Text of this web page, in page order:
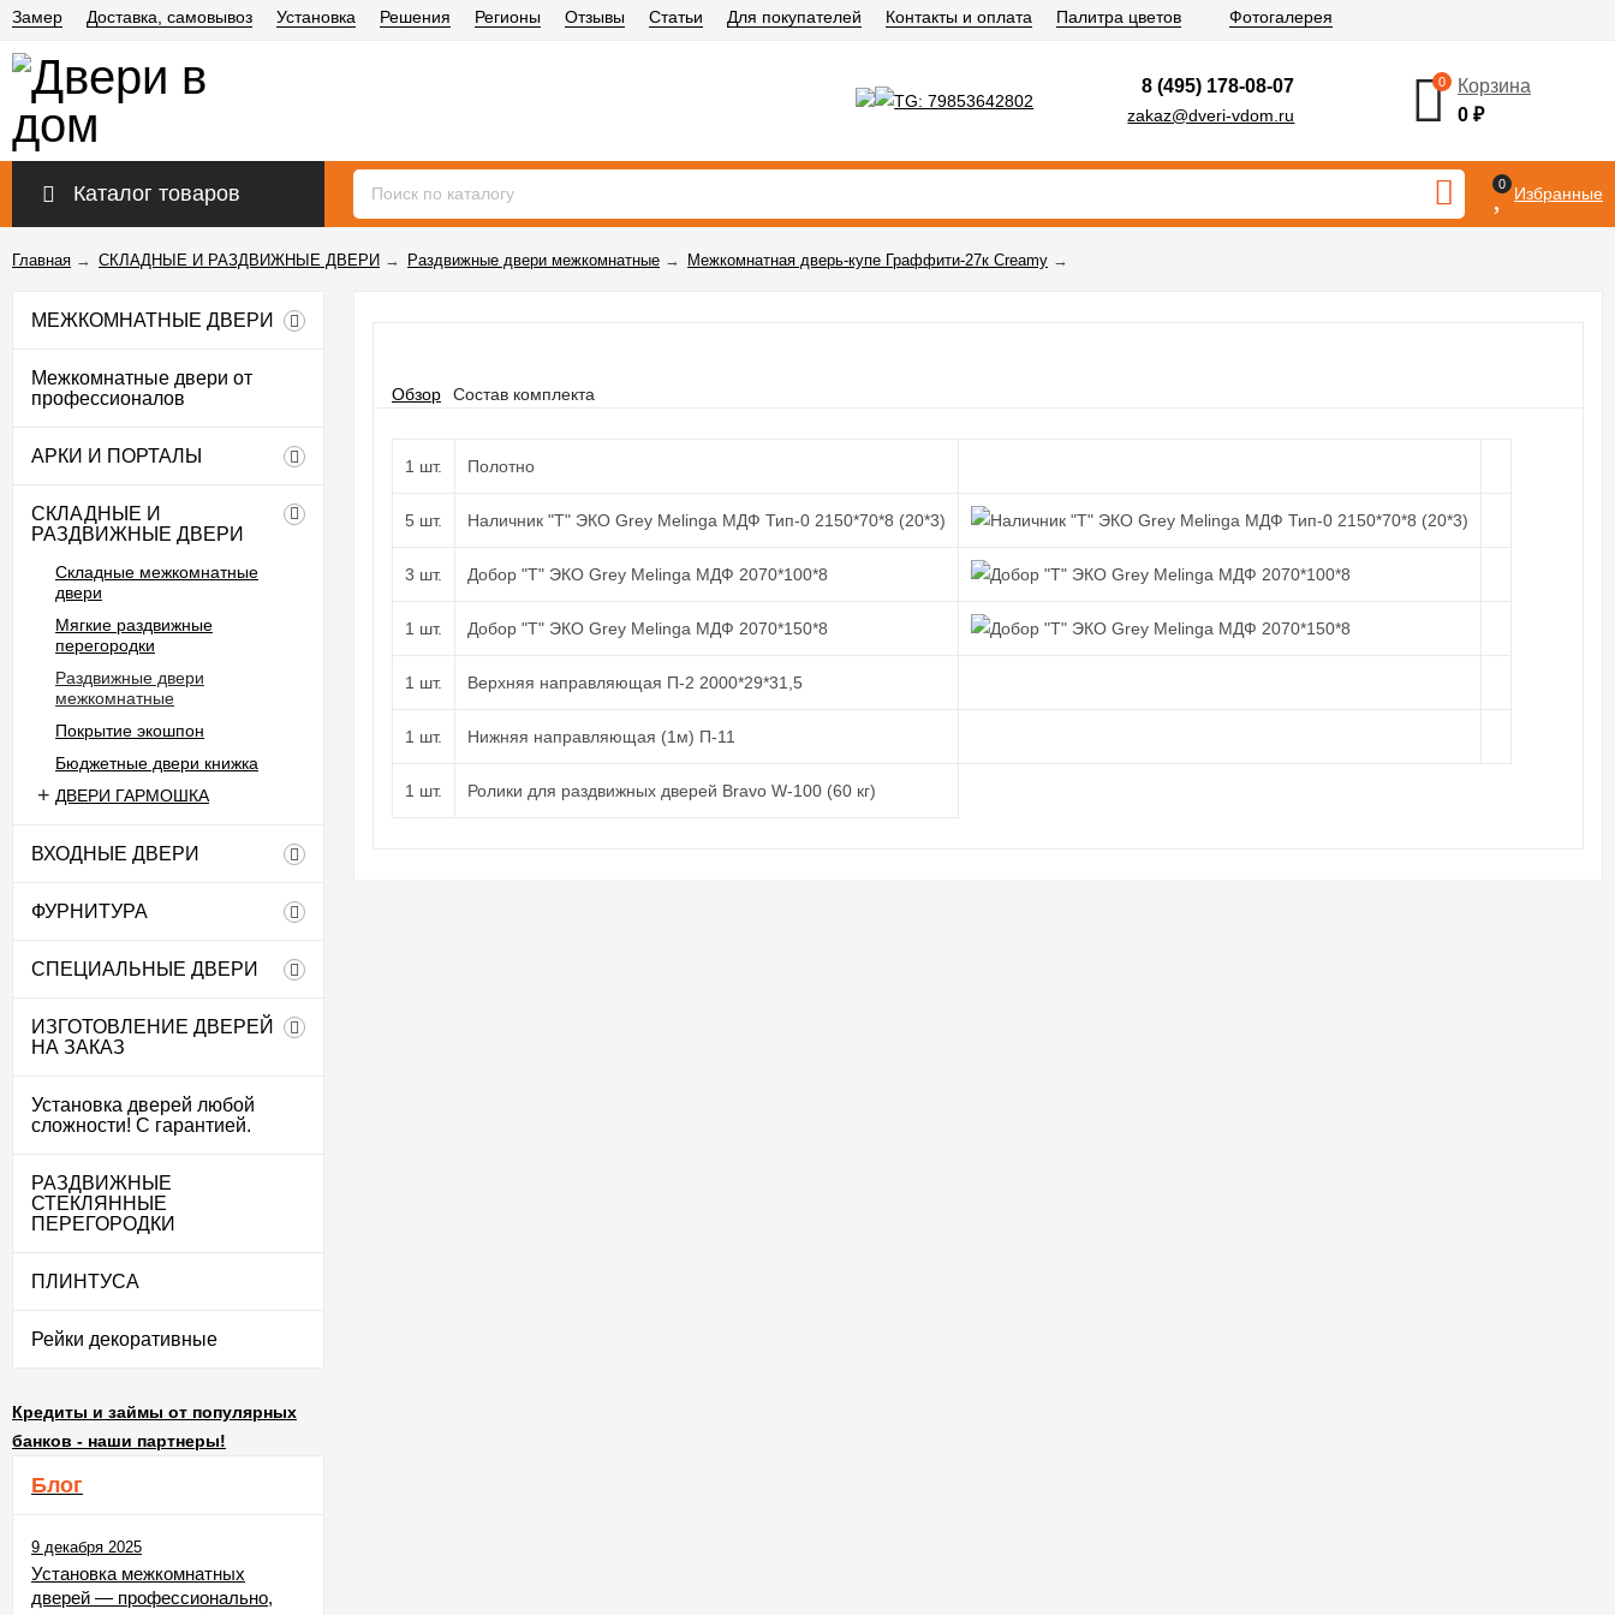
Замер Доставка, самовывоз Установка Решения Регионы Отзывы Статьи Для покупателей Контакты и оплата Палитра цветов Фотогалерея
8 (495) 178-08-07
zakaz@dveri-vdom.ru
0
Корзина
0₽
Каталог товаров 0 Избранные
Главная → СКЛАДНЫЕ И РАЗДВИЖНЫЕ ДВЕРИ → Раздвижные двери межкомнатные → Межкомнатная дверь-купе Граффити-27к Creamy →
МЕЖКОМНАТНЫЕ ДВЕРИ
Межкомнатные двери от
профессионалов
АРКИ И ПОРТАЛЫ
СКЛАДНЫЕ И
РАЗДВИЖНЫЕ ДВЕРИ
Складные межкомнатные
двери
Мягкие раздвижные
перегородки
Раздвижные двери
межкомнатные
Покрытие экошпон
Бюджетные двери книжка
ДВЕРИ ГАРМОШКА
ВХОДНЫЕ ДВЕРИ
ФУРНИТУРА
СПЕЦИАЛЬНЫЕ ДВЕРИ
ИЗГОТОВЛЕНИЕ ДВЕРЕЙ
НА ЗАКАЗ
Установка дверей любой
сложности! С гарантией.
РАЗДВИЖНЫЕ
СТЕКЛЯННЫЕ
ПЕРЕГОРОДКИ
ПЛИНТУСА
Рейки декоративные
Кредиты и займы от популярных
банков - наши партнеры!
Блог
9 декабря 2025
Установка межкомнатных
дверей — профессионально,
Обзор Состав комплекта
1 шт. Полотно
5 шт. Наличник "Т" ЭКО Grey Melinga МДФ Тип-0 2150*70*8 (20*3)
3 шт. Добор "Т" ЭКО Grey Melinga МДФ 2070*100*8
1 шт. Добор "Т" ЭКО Grey Melinga МДФ 2070*150*8
1 шт. Верхняя направляющая П-2 2000*29*31,5
1 шт. Нижняя направляющая (1м) П-11
1 шт. Ролики для раздвижных дверей Bravo W-100 (60 кг)